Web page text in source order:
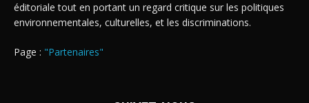
éditoriale tout en portant un regard critique sur les politiques
environnementales, culturelles, et les discriminations.
Page : "Partenaires"